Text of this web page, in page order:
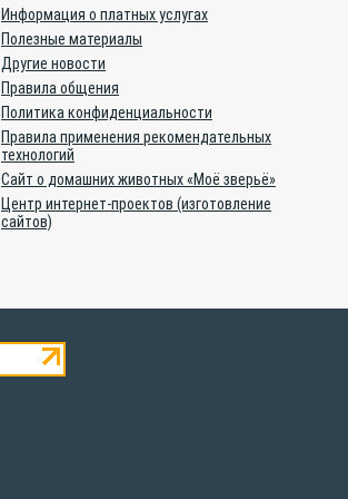
Информация о платных услугах
Полезные материалы
Другие новости
Правила общения
Политика конфиденциальности
Правила применения рекомендательных
технологий
Сайт о домашних животных «Моё зверьё»
Центр интернет-проектов (изготовление
сайтов)